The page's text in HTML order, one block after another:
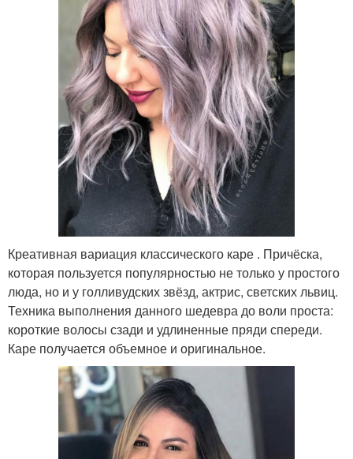
Креативная вариация классического каре . Причёска,
которая пользуется популярностью не только у простого
люда, но и у голливудских звёзд, актрис, светских львиц.
Техника выполнения данного шедевра до воли проста:
короткие волосы сзади и удлиненные пряди спереди.
Каре получается объемное и оригинальное.